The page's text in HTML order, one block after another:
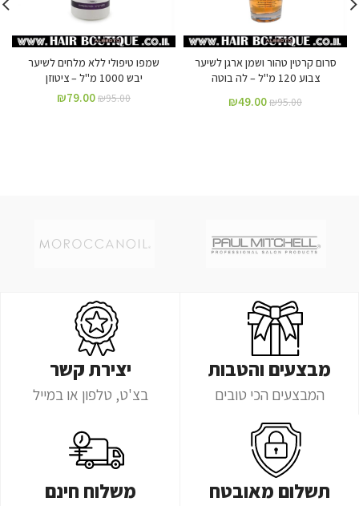
סרום קרטין טהור ושמן ארגן לשיער
צבוע 120 מ"ל – לה בוטה
₪95.00
₪49.00
שמפו טיפולי ללא מלחים לשיער
יבש 1000 מ"ל – ציטוזן
₪95.00
₪79.00
מבצעים והטבות
המבצעים הכי טובים
יצירת קשר
בצ'ט, טלפון או במייל
תשלום מאובטח משלוח חינם